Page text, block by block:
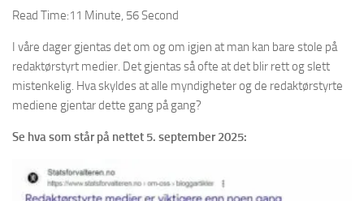
Read Time:11 Minute, 56 Second
I våre dager gjentas det om og om igjen at man kan bare stole på
redaktørstyrt medier. Det gjentas så ofte at det blir rett og slett
mistenkelig. Hva skyldes at alle myndigheter og de redaktørstyrte
mediene gjentar dette gang på gang?
Se hva som står på nettet 5. september 2025: